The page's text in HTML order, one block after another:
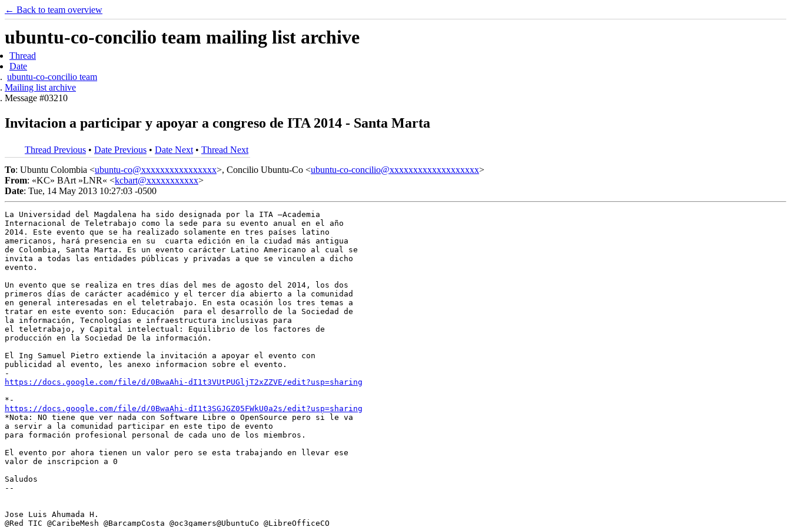
← Back to team overview
ubuntu-co-concilio team mailing list archive
Thread
Date
ubuntu-co-concilio team
Mailing list archive
Message #03210
Invitacion a participar y apoyar a congreso de ITA 2014 - Santa Marta
Thread Previous • Date Previous • Date Next • Thread Next
To: Ubuntu Colombia <ubuntu-co@xxxxxxxxxxxxxxxx>, Concilio Ubuntu-Co <ubuntu-co-concilio@xxxxxxxxxxxxxxxxxxx>
From: «KC» BArt »LNR« <kcbart@xxxxxxxxxxx>
Date: Tue, 14 May 2013 10:27:03 -0500
La Universidad del Magdalena ha sido designada por la ITA –Academia
Internacional de Teletrabajo como la sede para su evento anual en el año
2014. Este evento que se ha realizado solamente en tres países latino
americanos, hará presencia en su  cuarta edición en la ciudad más antigua
de Colombia, Santa Marta. Es un evento carácter Latino Americano al cual se
invita a todas las entidades públicas y privadas a que se vinculen a dicho
evento.
Un evento que se realiza en tres días del mes de agosto del 2014, los dos
primeros días de carácter académico y el tercer día abierto a la comunidad
en general interesadas en el teletrabajo. En esta ocasión los tres temas a
tratar en este evento son: Educación  para el desarrollo de la Sociedad de
la información, Tecnologías e infraestructura inclusivas para
el teletrabajo, y Capital intelectual: Equilibrio de los factores de
producción en la Sociedad De la información.
El Ing Samuel Pietro extiende la invitación a apoyar el evento con
publicidad al evento, les anexo informacion sobre el evento.
https://docs.google.com/file/d/0BwaAhi-dI1t3VUtPUGljT2xZZVE/edit?usp=sharing
https://docs.google.com/file/d/0BwaAhi-dI1t3SGJGZ05FWkU0a2s/edit?usp=sharing
*Nota: NO tiene que ver nada con Software Libre o OpenSource pero si le va
a servir a la comunidad participar en este tipo de evento
para formación profesional personal de cada uno de los miembros.
El evento por ahora tienen un valor pero se esta trabajando en llevar ese
valor de inscripcion a 0
Saludos
--
Jose Luis Ahumada H.
@Red_TIC @CaribeMesh @BarcampCosta @oc3gamers@UbuntuCo @LibreOfficeCO